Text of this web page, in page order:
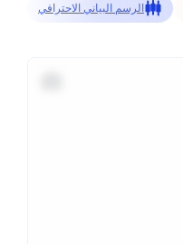
الرسم البياني الاحترافي